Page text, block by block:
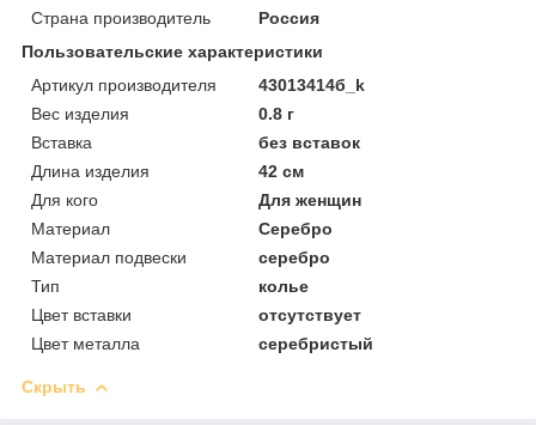
Страна производитель
Россия
Пользовательские характеристики
Артикул производителя
43013414б_k
Вес изделия
0.8 г
Вставка
без вставок
Длина изделия
42 см
Для кого
Для женщин
Материал
Серебро
Материал подвески
серебро
Тип
колье
Цвет вставки
отсутствует
Цвет металла
серебристый
Скрыть